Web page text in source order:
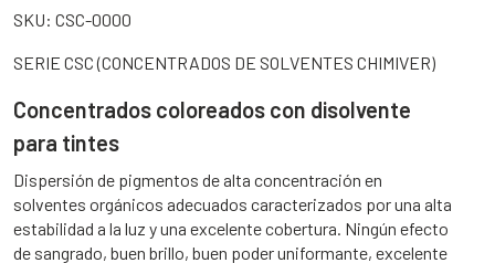
SKU: CSC-0000
SERIE CSC (CONCENTRADOS DE SOLVENTES CHIMIVER)
Concentrados coloreados con disolvente
para tintes
Dispersión de pigmentos de alta concentración en
solventes orgánicos adecuados caracterizados por una alta
estabilidad a la luz y una excelente cobertura. Ningún efecto
de sangrado, buen brillo, buen poder uniformante, excelente